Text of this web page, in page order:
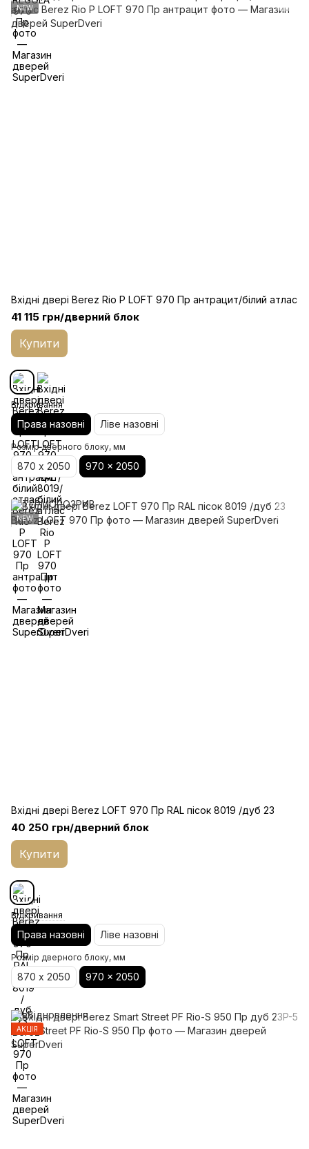
NEW
Вхідні двері Berez Rio P LOFT 970 Пр антрацит/білий атлас
41 115 грн/дверний блок
Купити
Відкривання
Права назовні Ліве назовні
Розмір дверного блоку, мм
870 х 2050 970 x 2050
NEW
Вхідні двері Berez LOFT 970 Пр RAL пісок 8019 /дуб 23
40 250 грн/дверний блок
Купити
Відкривання
Права назовні Ліве назовні
Розмір дверного блоку, мм
870 х 2050 970 x 2050
АКЦІЯ